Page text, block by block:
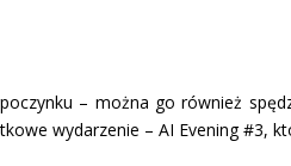
– można go również
wydarzenie – AI Evening #3,